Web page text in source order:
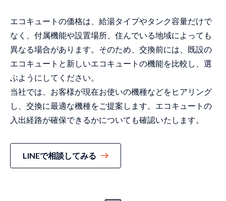
エコキュートの価格は、給湯タイプやタンク容量だけで
なく、付属機能や設置場所、住んでいる地域によっても
異なる場合があります。そのため、交換前には、既設の
エコキュートと新しいエコキュートの機能を比較し、選
ぶようにしてください。
当社では、お客様が現在お使いの機種などをヒアリング
し、交換に最適な機種をご提案します。エコキュートの
入出経路が確保できるかについても確認いたします。
LINEで相談してみる